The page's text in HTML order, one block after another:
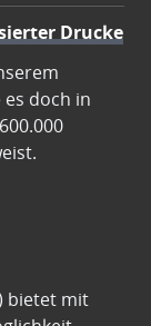
Drucke
doch in
bietet mit